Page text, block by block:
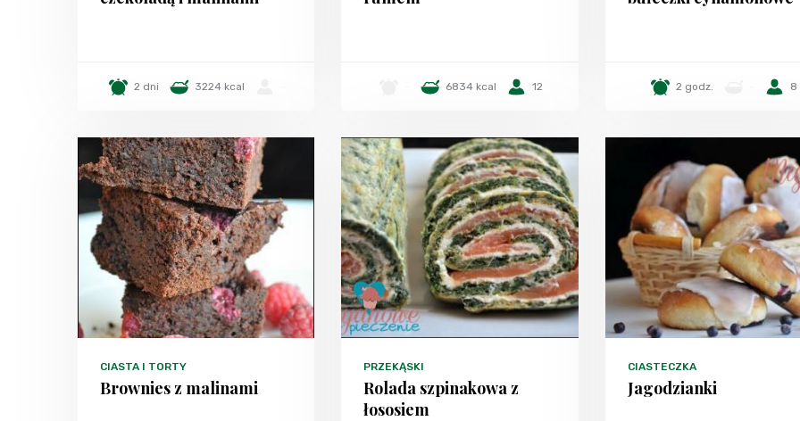
2 dni 3224 kcal 6834 kcal 12 2 godz. 8
CIASTA I TORTY
Brownies z malinami
PRZEKĄSKI
Rolada szpinakowa z
łososiem
CIASTECZKA
Jagodzianki